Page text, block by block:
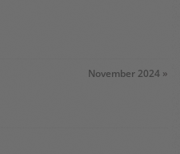
November 2024 »